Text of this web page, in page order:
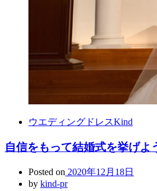
ウエディングドレスKind
自信をもって結婚式を挙げよ
Posted on 2020年12月18日
by kind-pr